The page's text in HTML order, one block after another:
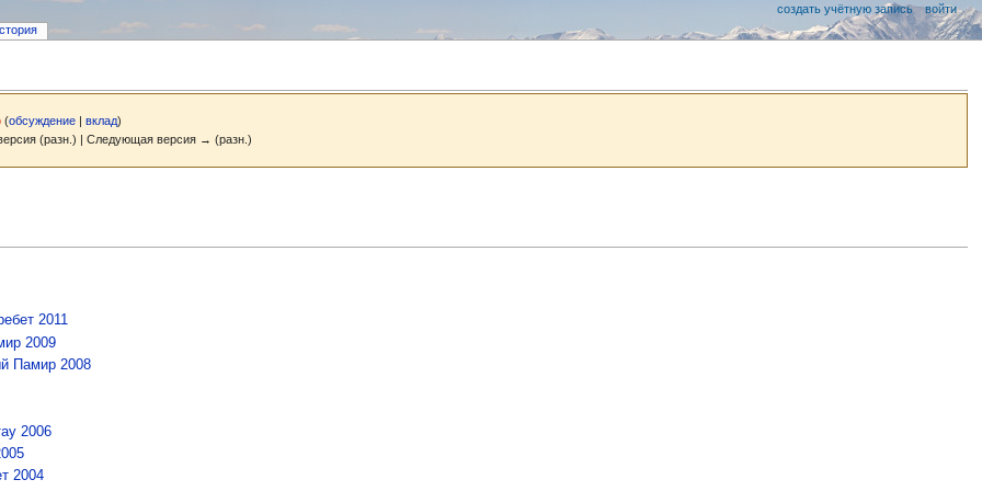
(обсуждение |вклад)
(разн.) | Следующая версия → (разн.)
2011
2009
Памир 2008
2006
2004
создать учётную запись войти